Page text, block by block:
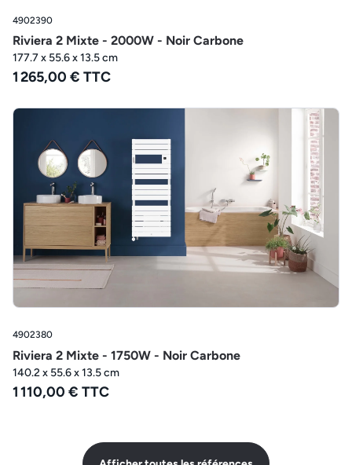
4902390
Riviera 2 Mixte - 2000W - Noir Carbone
177.7 x 55.6 x 13.5 cm
1 265,00 € TTC
4902380
Riviera 2 Mixte - 1750W - Noir Carbone
140.2 x 55.6 x 13.5 cm
1 110,00 € TTC